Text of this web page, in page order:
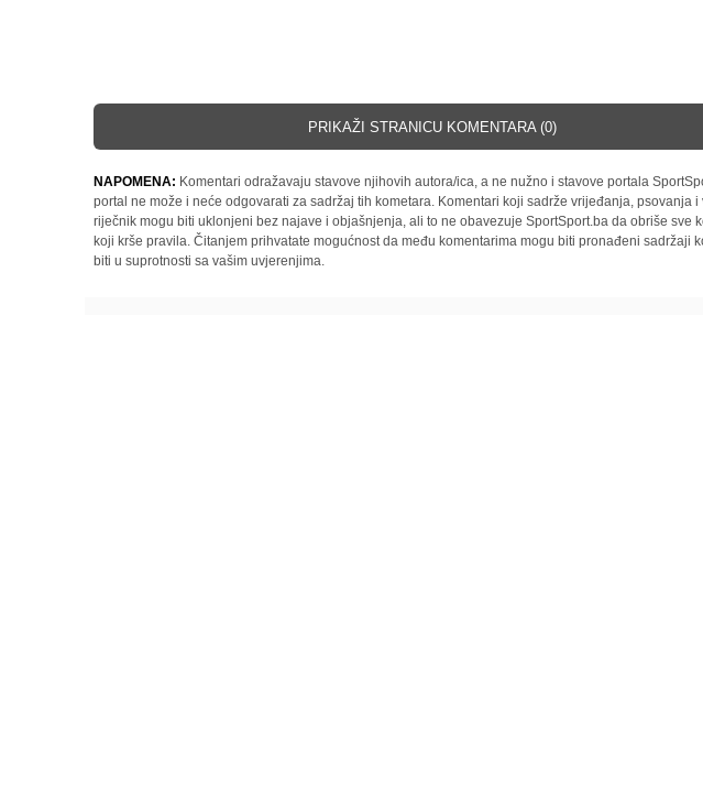
PRIKAŽI STRANICU KOMENTARA (0)
NAPOMENA: Komentari odražavaju stavove njihovih autora/ica, a ne nužno i stavove portala
portal ne može i neće odgovarati za sadržaj tih kometara. Komentari koji sadrže vrijeđanja, psovanja i
riječnik mogu biti uklonjeni bez najave i objašnjenja, ali to ne obavezuje SportSport.ba da obriše sve
koji krše pravila. Čitanjem prihvatate mogućnost da među komentarima mogu biti pronađeni sadržaji
biti u suprotnosti sa vašim uvjerenjima.